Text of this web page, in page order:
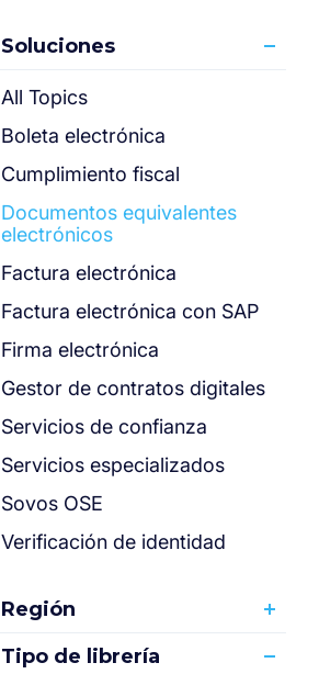
Soluciones
All Topics
Boleta electrónica
Cumplimiento fiscal
Documentos equivalentes
electrónicos
Factura electrónica
Factura electrónica con SAP
Firma electrónica
Gestor de contratos digitales
Servicios de confianza
Servicios especializados
Sovos OSE
Verificación de identidad
Región
Tipo de librería